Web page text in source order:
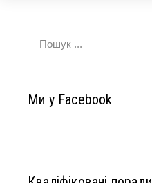
Ми у Facebook